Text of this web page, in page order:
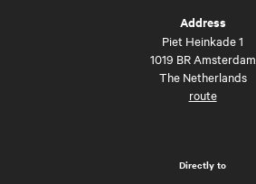
Address
Piet Heinkade 1
1019 BR Amsterdam
The Netherlands
route
Directly to